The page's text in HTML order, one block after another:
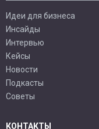
Идеи для бизнеса
Инсайды
Интервью
Кейсы
Новости
Подкасты
Советы
КОНТАКТЫ